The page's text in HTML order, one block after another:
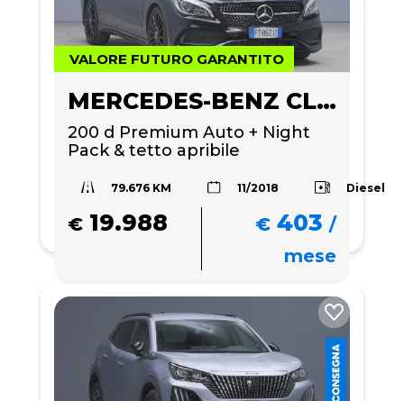
VALORE FUTURO GARANTITO
MERCEDES-BENZ CLA 200
200 d Premium Auto + Night
Pack & tetto apribile
79.676 KM 11/2018 Diesel
€ 19.988 € 403 /
mese